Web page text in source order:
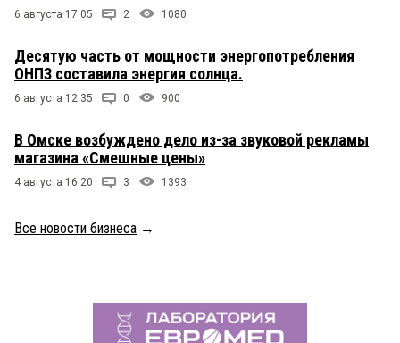
6 августа 17:05 2 1080
Десятую часть от мощности энергопотребления
ОНПЗ составила энергия солнца.
6 августа 12:35 0 900
В Омске возбуждено дело из-за звуковой рекламы
магазина «Смешные цены»
4 августа 16:20 3 1393
Все новости бизнеса →